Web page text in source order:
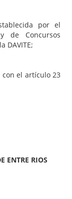
por el
de Concursos
DAVITE;
el artículo 23
ENTRE RIOS